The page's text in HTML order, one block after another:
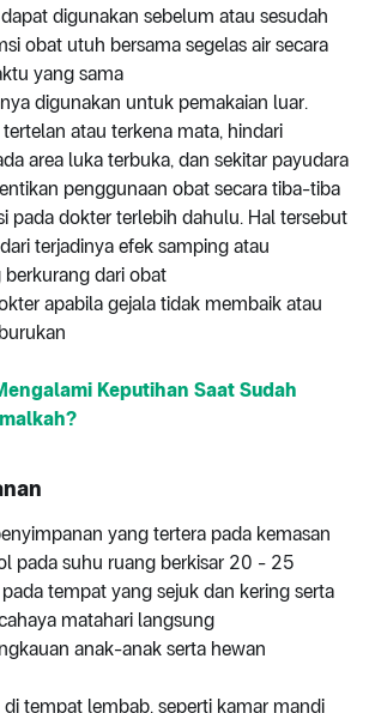
digunakan sebelum atau sesudah
obat utuh bersama segelas air secara
yang sama
digunakan untuk pemakaian luar.
atau terkena mata, hindari
area luka terbuka, dan sekitar payudara
penggunaan obat secara tiba-tiba
pada dokter terlebih dahulu. Hal tersebut
terjadinya efek samping atau
dari obat
apabila gejala tidak membaik atau
Keputihan Saat Sudah
yang tertera pada kemasan
pada suhu ruang berkisar 20 - 25
tempat yang sejuk dan kering serta
matahari langsung
anak-anak serta hewan
tempat lembab, seperti kamar mandi